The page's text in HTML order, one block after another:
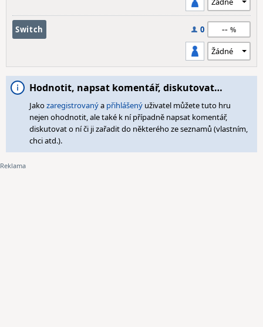
Switch 0 --
Hodnotit, napsat komentář, diskutovat…
Jakozaregistrovanýa přihlášený uživatel můžete tuto hru
nejen ohodnotit, ale také k ní případně napsat komentář,
diskutovat o ní či ji zařadit do některého ze seznamů (vlastním,
chci atd.).